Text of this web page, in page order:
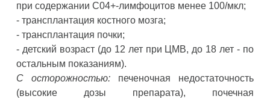
при содержании С04+-лимфоцитов менее 100/мкл;
- трансплантация костного мозга;
- трансплантация почки;
- детский возраст (до 12 лет при ЦМВ, до 18 лет - по
остальным показаниям).
С осторожностью: печеночная недостаточность
(высокие дозы препарата), почечная